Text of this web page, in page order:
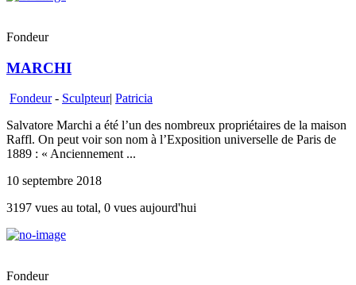
Fondeur
MARCHI
Fondeur- Sculpteur| Patricia
Salvatore Marchi a été l’un des nombreux propriétaires de la maison
Raffl. On peut voir son nom à l’Exposition universelle de Paris de
1889 : « Anciennement ...
10 septembre 2018
3197 vues au total, 0 vues aujourd'hui
Fondeur